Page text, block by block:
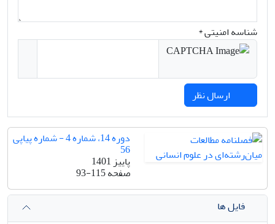
شناسه امنیتی *
دوره 14، شماره 4 - شماره پیاپی
56
پاییز 1401
صفحه93-115
فایل ها